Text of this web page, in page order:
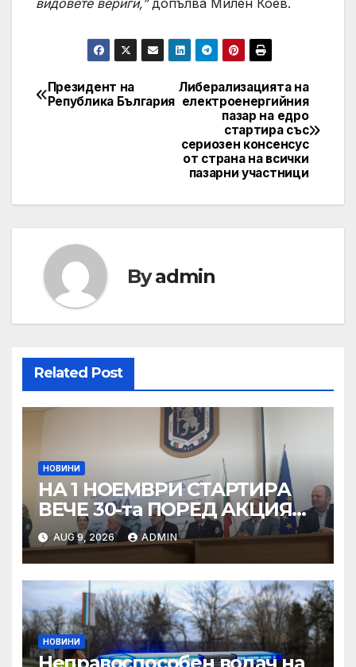
видовете вериги,”допълва Милен Коев.
Post
Либерализацията на
електроенергийния
пазар на едро
стартира със
сериозен консенсус
от страна на всички
пазарни участници
Президент на
Република България
Byadmin
Related Post
НОВИНИ
НА 1 НОЕМВРИ СТАРТИРА
ВЕЧЕ 30-та ПОРЕД АКЦИЯ
„ЗИМА“
AUG 9, 2026 ADMIN
НОВИНИ